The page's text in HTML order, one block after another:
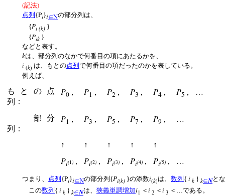
(記法)
点列 {Pi}i∈Nの部分列は、
{Pi (k) }
{Pik }
などと表す。
kは、部分列のなかで何番目の項にあたるかを、
i (k) は、もとの点列 で何番目の項だったのかを表している。
例えば、
もとの点
列：
P0 , P1 , P2 , P3 , P4 , P5 , …
部分
列：
P1 , P3 , P5 , P7 , P9 , …
↑ ↑ ↑ ↑ ↑
Pi(1) , Pi(2) , Pi(3) , Pi(4) , Pi(5) , …
つまり、 点列 {Pi}i∈Nの部分列{Pi(k) }の添数i(k)は、 数列 { i k } k∈Nと
この数列 { i k } k∈Nは、 狭義単調増加i1 ＜ i 2 ＜ i 3 ＜…である。